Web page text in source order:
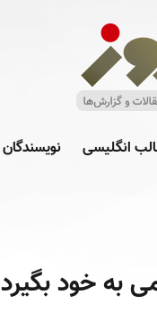
انگلیسی نویسندگان
به خود بگیرد